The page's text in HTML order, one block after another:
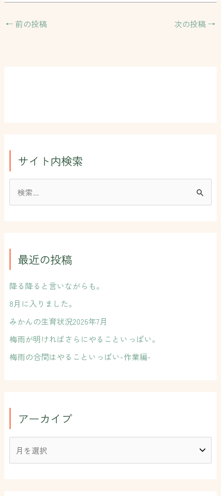
← 前の投稿 次の投稿 →
サイト内検索
索
最近の投稿
降る降ると言いながらも。
8月に入りました。
みかんの生育状況2026年7月
梅雨が明ければさらにやることいっぱい。
梅雨の合間はやることいっぱい-作業編-
アーカイブ